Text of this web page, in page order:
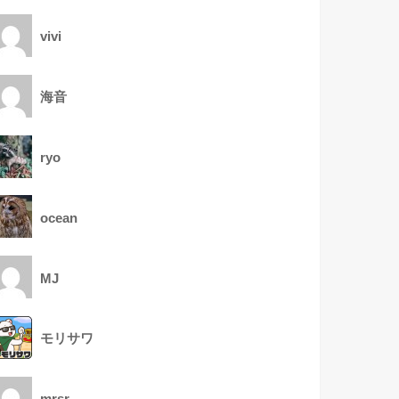
vivi
海音
ryo
ocean
MJ
モリサワ